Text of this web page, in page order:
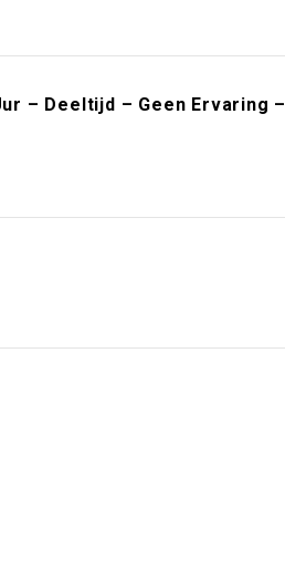
– Deeltijd – Geen Ervaring –